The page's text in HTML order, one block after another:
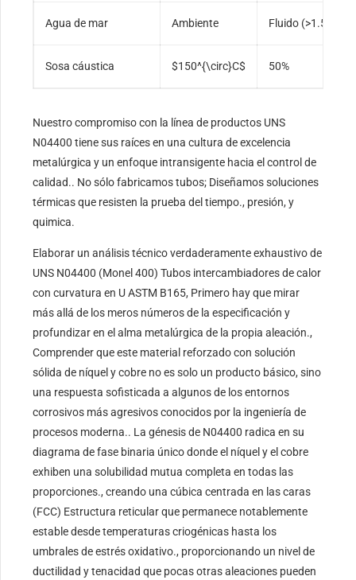
Agua de mar Ambiente Fluido (>1.5 EM)
Sosa cáustica $150^{\circ}C$ 50%
Nuestro compromiso con la línea de productos UNS
N04400 tiene sus raíces en una cultura de excelencia
metalúrgica y un enfoque intransigente hacia el control de
calidad.. No sólo fabricamos tubos; Diseñamos soluciones
térmicas que resisten la prueba del tiempo., presión, y
quimica.
Elaborar un análisis técnico verdaderamente exhaustivo de
UNS N04400 (Monel 400) Tubos intercambiadores de calor
con curvatura en U ASTM B165, Primero hay que mirar
más allá de los meros números de la especificación y
profundizar en el alma metalúrgica de la propia aleación.,
Comprender que este material reforzado con solución
sólida de níquel y cobre no es solo un producto básico, sino
una respuesta sofisticada a algunos de los entornos
corrosivos más agresivos conocidos por la ingeniería de
procesos moderna.. La génesis de N04400 radica en su
diagrama de fase binaria único donde el níquel y el cobre
exhiben una solubilidad mutua completa en todas las
proporciones., creando una cúbica centrada en las caras
(FCC) Estructura reticular que permanece notablemente
estable desde temperaturas criogénicas hasta los
umbrales de estrés oxidativo., proporcionando un nivel de
ductilidad y tenacidad que pocas otras aleaciones pueden